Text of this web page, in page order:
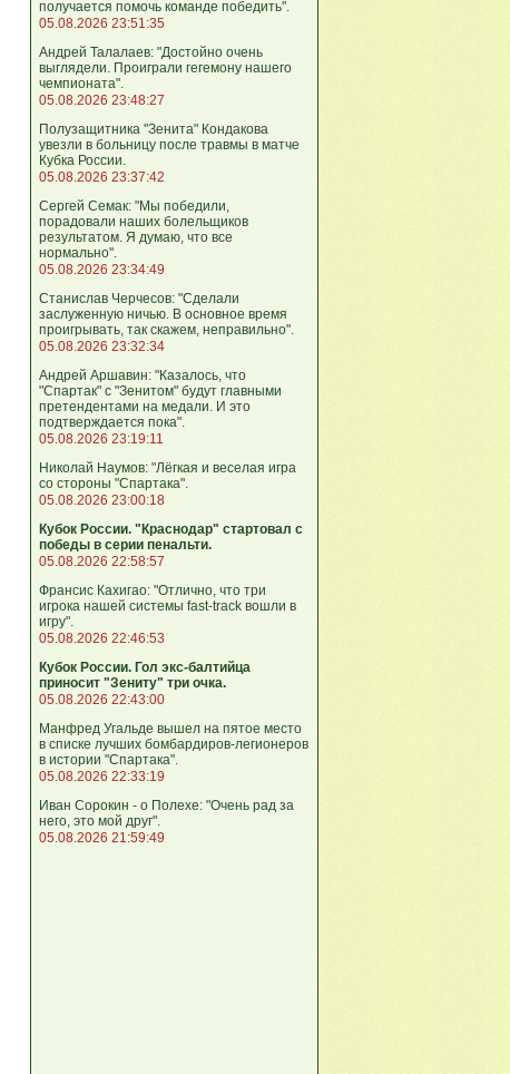
получается помочь команде победить".
05.08.2026 23:51:35
Андрей Талалаев: "Достойно очень
выглядели. Проиграли гегемону нашего
чемпионата".
05.08.2026 23:48:27
Полузащитника "Зенита" Кондакова
увезли в больницу после травмы в матче
Кубка России.
05.08.2026 23:37:42
Сергей Семак: "Мы победили,
порадовали наших болельщиков
результатом. Я думаю, что все
нормально".
05.08.2026 23:34:49
Станислав Черчесов: "Сделали
заслуженную ничью. В основное время
проигрывать, так скажем, неправильно".
05.08.2026 23:32:34
Андрей Аршавин: "Казалось, что
"Спартак" с "Зенитом" будут главными
претендентами на медали. И это
подтверждается пока".
05.08.2026 23:19:11
Николай Наумов: "Лёгкая и веселая игра
со стороны "Спартака".
05.08.2026 23:00:18
Кубок России. "Краснодар" стартовал с
победы в серии пенальти.
05.08.2026 22:58:57
Франсис Кахигао: "Отлично, что три
игрока нашей системы fast‑track вошли в
игру".
05.08.2026 22:46:53
Кубок России. Гол экс-балтийца
приносит "Зениту" три очка.
05.08.2026 22:43:00
Манфред Угальде вышел на пятое место
в списке лучших бомбардиров-легионеров
в истории "Спартака".
05.08.2026 22:33:19
Иван Сорокин - о Полехе: "Очень рад за
него, это мой друг".
05.08.2026 21:59:49